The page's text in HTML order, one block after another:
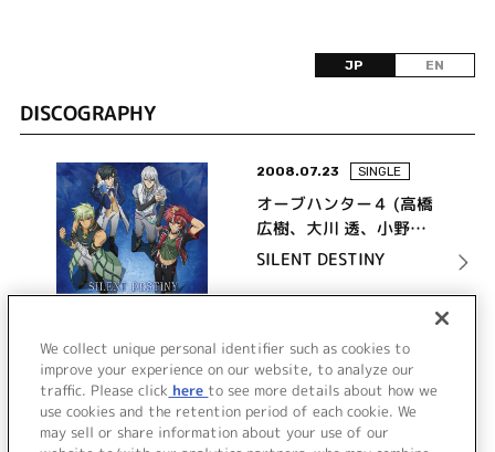
JP EN
DISCOGRAPHY
2008.07.23 SINGLE
オーブハンター４ (高橋
広樹、大川 透、小野坂
昌也、小野大輔)
SILENT DESTINY
詳細を見る
VIEW MORE
We collect unique personal identifier such as cookies to
improve your experience on our website, to analyze our
traffic. Please click here to see more details about how we
use cookies and the retention period of each cookie. We
may sell or share information about your use of our